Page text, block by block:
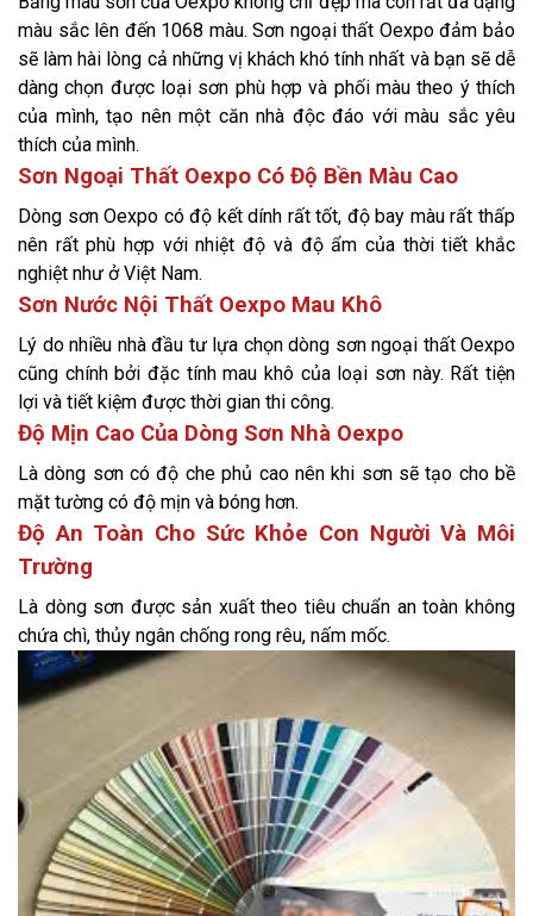
màu sắc lên đến 1068 màu. Sơn ngoại thất Oexpo đảm bảo
sẽ làm hài lòng cả những vị khách khó tính nhất và bạn sẽ dễ
dàng chọn được loại sơn phù hợp và phối màu theo ý thích
của mình, tạo nên một căn nhà độc đáo với màu sắc yêu
thích của mình.
Sơn Ngoại Thất Oexpo Có Độ Bền Màu Cao
Dòng sơn Oexpo có độ kết dính rất tốt, độ bay màu rất thấp
nên rất phù hợp với nhiệt độ và độ ẩm của thời tiết khắc
nghiệt như ở Việt Nam.
Sơn Nước Nội Thất Oexpo Mau Khô
Lý do nhiều nhà đầu tư lựa chọn dòng sơn ngoại thất Oexpo
cũng chính bởi đặc tính mau khô của loại sơn này. Rất tiện
lợi và tiết kiệm được thời gian thi công.
Độ Mịn Cao Của Dòng Sơn Nhà Oexpo
Là dòng sơn có độ che phủ cao nên khi sơn sẽ tạo cho bề
mặt tường có độ mịn và bóng hơn.
Độ An Toàn Cho Sức Khỏe Con Người Và Môi
Trường
Là dòng sơn được sản xuất theo tiêu chuẩn an toàn không
chứa chì, thủy ngân chống rong rêu, nấm mốc.